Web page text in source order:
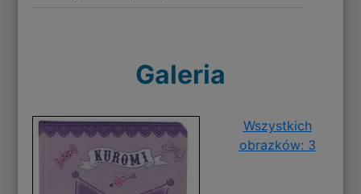
Galeria
Wszystkich
obrazków: 3